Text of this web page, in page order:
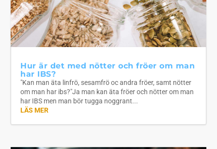
Hur är det med nötter och fröer om man
har IBS?
"Kan man äta linfrö, sesamfrö oc andra fröer, samt nötter
om man har ibs?"Ja man kan äta fröer och nötter om man
har IBS men man bör tugga noggrant...
LÄS MER